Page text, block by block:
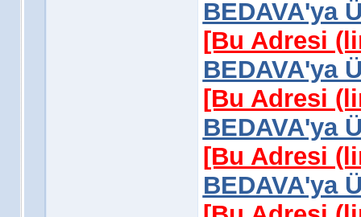
BEDAVA'ya
[Bu Adresi
BEDAVA'ya
[Bu Adresi
BEDAVA'ya
[Bu Adresi
BEDAVA'ya